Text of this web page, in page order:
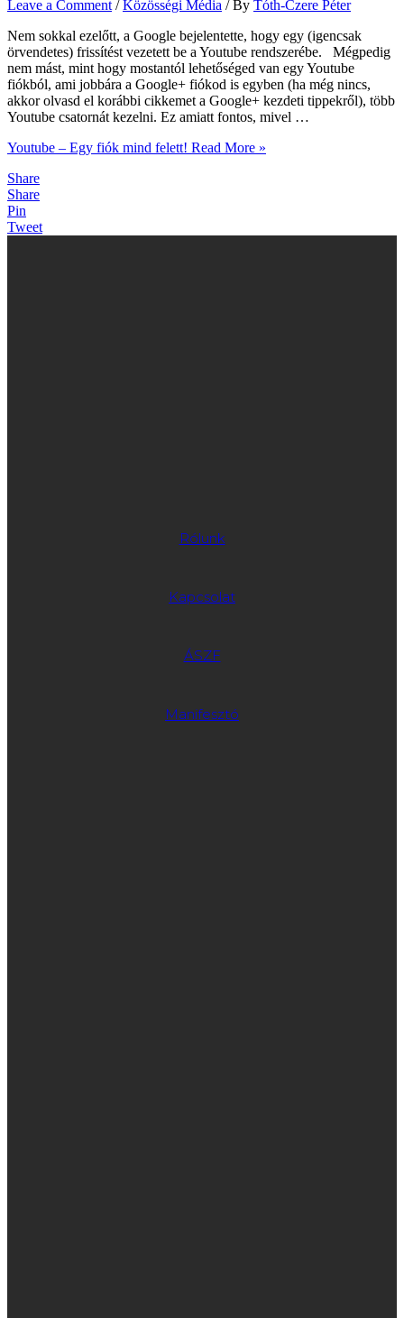
Leave a Comment /Közösségi Média / By Tóth-Czere Péter
Nem sokkal ezelőtt, a Google bejelentette, hogy egy (igencsak
örvendetes) frissítést vezetett be a Youtube rendszerébe. Mégpedig
nem mást, mint hogy mostantól lehetőséged van egy Youtube
fiókból, ami jobbára a Google+ fiókod is egyben (ha még nincs,
akkor olvasd el korábbi cikkemet a Google+ kezdeti tippekről), több
Youtube csatornát kezelni. Ez amiatt fontos, mivel …
Youtube – Egy fiók mind felett! Read More »
Share
Share
Pin
Tweet
Rólunk
Kapcsolat
ÁSZF
Manifesztó